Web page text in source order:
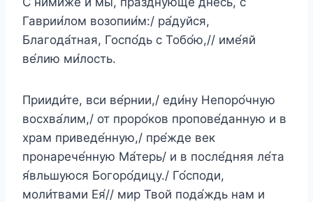
Гаврии́лом возопии́м:/ ра́дуйся,
Благода́тная, Госпо́дь с Тобо́ю,// име́яй
ве́лию ми́лость.
Прииди́те, вси ве́рнии,/ еди́ну Непоро́чную
восхва́лим,/ от проро́ков пропове́данную и в
храм приведе́нную,/ пре́жде век
пронарече́нную Ма́терь/ и в после́дняя ле́та
я́вльшуюся Богоро́дицу./ Го́споди,
моли́твами Ея́// мир Твой пода́ждь нам и